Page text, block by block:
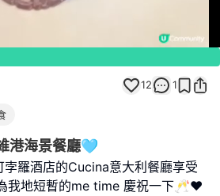
100.00%
Unmute
12 1
港海景餐廳🩵
羅酒店的Cucina意大利餐廳享受
我地短暫的me time 慶祝一下🥂❤️